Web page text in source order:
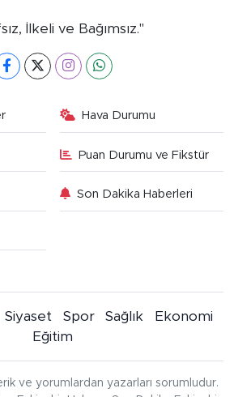
İlkeli ve Bağımsız."
Hava Durumu
Puan Durumu ve Fikstür
Son Dakika Haberleri
Siyaset Spor Sağlık
Ekonomi
Eğitim
ve yorumlardan yazarları sorumludur.